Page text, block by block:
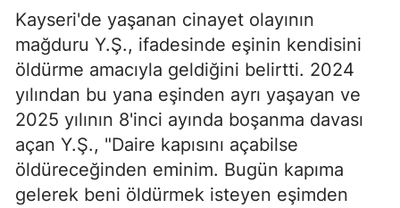
Kayseri'de yaşanan cinayet olayının
mağduru Y.Ş., ifadesinde eşinin kendisini
öldürme amacıyla geldiğini belirtti. 2024
yılından bu yana eşinden ayrı yaşayan ve
2025 yılının 8'inci ayında boşanma davası
açan Y.Ş., "Daire kapısını açabilse
öldüreceğinden eminim. Bugün kapıma
gelerek beni öldürmek isteyen eşimden